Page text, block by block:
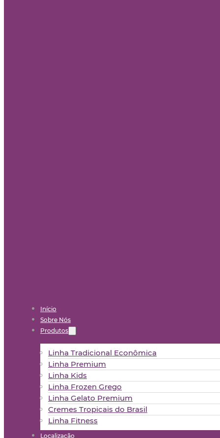
Início
Sobre Nós
Produtos
Linha Tradicional Econômica
Linha Premium
Linha Kids
Linha Frozen Grego
Linha Gelato Premium
Cremes Tropicais do Brasil
Linha Fitness
Localização